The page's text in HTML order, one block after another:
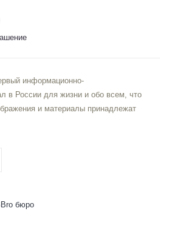
информационно-
в России для жизни и обо всем, что
и материалы принадлежат
бюро